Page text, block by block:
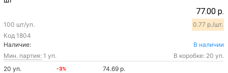
77.00 р.
Код 1804
100 шт/уп. 0.77 р./шт.
Наличие:
В наличии
Мин. партия: 1 уп.
В коробке: 20 уп.
20 уп.
-3%
74.69 р.